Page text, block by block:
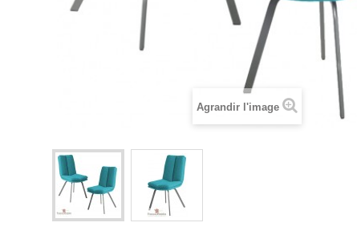
Agrandir l'image